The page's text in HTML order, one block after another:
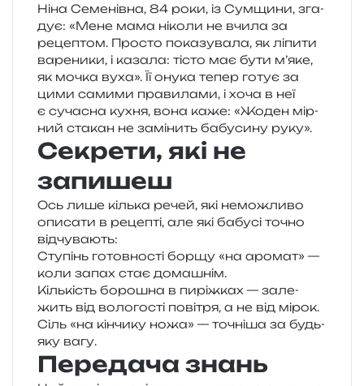
Ніна Семенівна, 84 роки, із Сумщини, зга­
дує: «Мене мама ніко­ли не вчила за
реце­птом. Просто пока­зу­ва­ла, як ліпи­ти
варе­ни­ки, і каза­ла: тісто має бути м’яке,
як мочка вуха». Її онука тепер готує за
цими сами­ми пра­ви­ла­ми, і хоча в неї
є суча­сна кухня, вона каже: «Жоден мір­
ний ста­кан не замі­нить бабу­си­ну руку».
Секрети, які не
запишеш
Ось лише кіль­ка речей, які немо­жли­во
опи­са­ти в реце­пті, але які бабу­сі точно
відчувають:
Ступінь готов­но­сті борщу «на аро­мат» —
коли запах стає домашнім.
Кількість боро­шна в пиріж­ках — зале­
жить від воло­го­сті пові­тря, а не від мірок.
Сіль «на кін­чи­ку ножа» — точні­ша за будь-
яку вагу.
Передача знань